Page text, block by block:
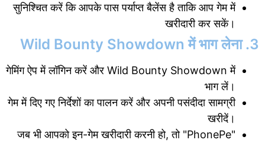
सुनिश्चित करें कि आपके पास पर्याप्त बैलेंस है ताकि आप गेम में
खरीदारी कर सकें।
3. Wild Bounty Showdown में भाग लेना
गेमिंग ऐप में लॉगिन करें और Wild Bounty Showdown में
भाग लें।
गेम में दिए गए निर्देशों का पालन करें और अपनी पसंदीदा सामग्री
खरीदें।
जब भी आपको इन-गेम खरीदारी करनी हो, तो "PhonePe"